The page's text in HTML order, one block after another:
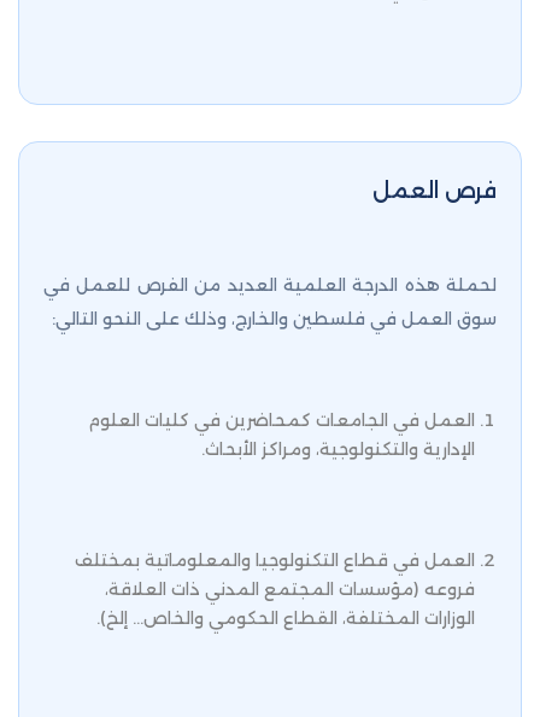
فرص العمل
لحملة هذه الدرجة العلمية العديد من الفرص للعمل في
سوق العمل في فلسطين والخارج، وذلك على النحو التالي:
العمل في الجامعات كمحاضرين في كليات العلوم
الإدارية والتكنولوجية، ومراكز الأبحاث.
العمل في قطاع التكنولوجيا والمعلوماتية بمختلف
فروعه (مؤسسات المجتمع المدني ذات العلاقة،
الوزارات المختلفة، القطاع الحكومي والخاص... إلخ).